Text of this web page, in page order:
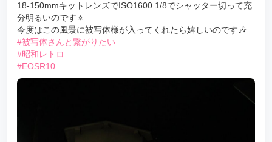
18-150mmキットレンズでISO1600 1/8でシャッター切って充
分明るいのです🔅
今度はこの風景に被写体様が入ってくれたら嬉しいのです🎶
#被写体さんと繋がりたい
#昭和レトロ
#EOSR10